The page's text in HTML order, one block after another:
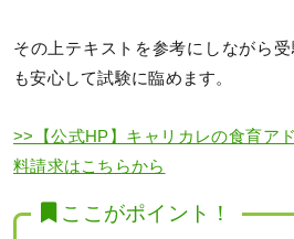
その上テキストを参考にしながら
も安心して試験に臨めます。
>>【公式HP】キャリカレの食育ア
料請求はこちらから
ここがポイント！